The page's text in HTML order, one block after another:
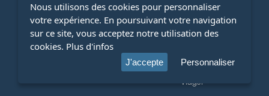
Modifier votre recherche
Propriétés les pieds dans l'eau
Maisons
terrains
Viager
Nous utilisons des cookies pour personnaliser
votre expérience. En poursuivant votre navigation
sur ce site, vous acceptez notre utilisation des
cookies. Plus d'infos
J'accepte Personnaliser